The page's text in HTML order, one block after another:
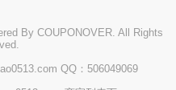
By COUPONOVER. All Rights
QQ：506049069